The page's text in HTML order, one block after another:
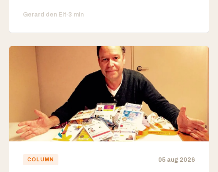
Gerard den Elt·3 min
COLUMN 05 aug 2026